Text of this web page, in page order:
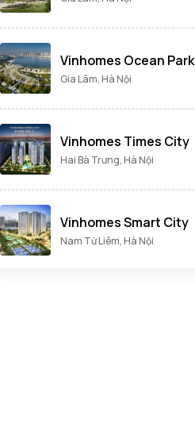
Vinhomes Ocean Park
Gia Lâm, Hà Nội
Vinhomes Times City
Hai Bà Trưng, Hà Nội
Vinhomes Smart City
Nam Từ Liêm, Hà Nội